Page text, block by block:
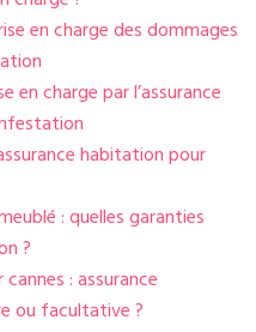
en charge des dommages
en charge par l’assurance
habitation pour
: quelles garanties
?
: assurance
ou facultative ?